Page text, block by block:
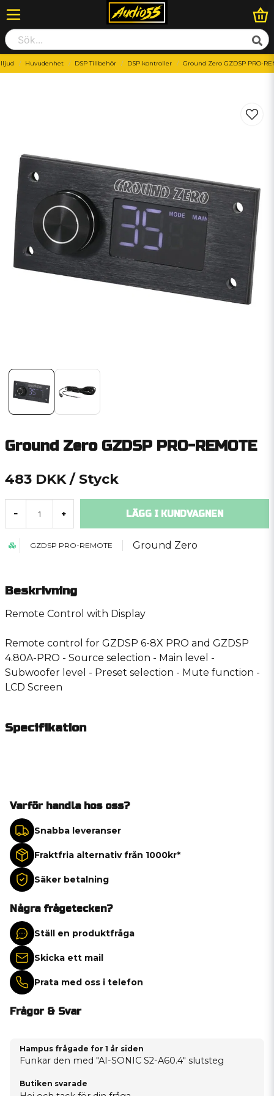
Huvudenhet DSP Tillbehör DSP kontroller Ground Zero GZDSP PRO-
Ground Zero GZDSP PRO-REMOTE
483 DKK / Styck
- + LÄGG I KUNDVAGNEN
GZDSP PRO-REMOTE Ground Zero
Beskrivning
Remote Control with Display
Remote control for GZDSP 6-8X PRO and GZDSP
4.80A-PRO - Source selection - Main level -
Subwoofer level - Preset selection - Mute function -
LCD Screen
Specifikation
Varför handla hos oss?
Snabba leveranser
Fraktfria alternativ från 1000kr*
Säker betalning
Några frågetecken?
Ställ en produktfråga
Skicka ett mail
Prata med oss i telefon
Frågor & Svar
Hampus frågade for 1 år siden
Funkar den med "AI-SONIC S2-A60.4" slutsteg
Butiken svarade